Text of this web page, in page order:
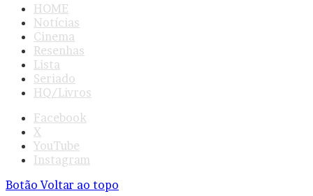
HOME
Notícias
Cinema
Resenhas
Lista
Seriado
HQ/Livros
Facebook
X
YouTube
Instagram
Botão Voltar ao topo